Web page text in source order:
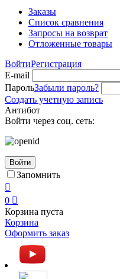
Заказы
Список сравнения
Запросы на возврат
Отложенные товары
ВойтиРегистрация
E-mail
ПарольЗабыли пароль?
Создать учетную запись
Антибот
Войти через соц. сеть:
Войти
Запомнить

0 
Корзина пуста
Корзина
Оформить заказ